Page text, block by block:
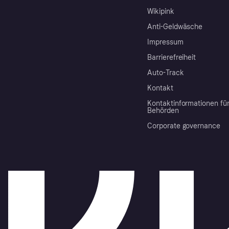
Wikipink
Anti-Geldwäsche
Impressum
Barrierefreiheit
Auto-Track
Kontakt
Kontaktinformationen für
Behörden
Corporate governance